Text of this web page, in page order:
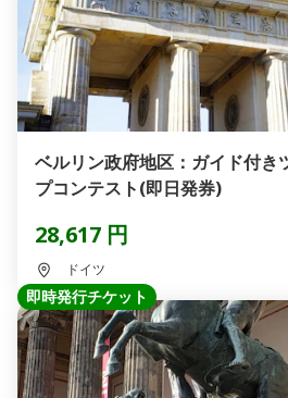
ベルリン政府地区：ガイド付き
プコンテスト(即日発券)
28,617 円
ドイツ
即時発行チケット